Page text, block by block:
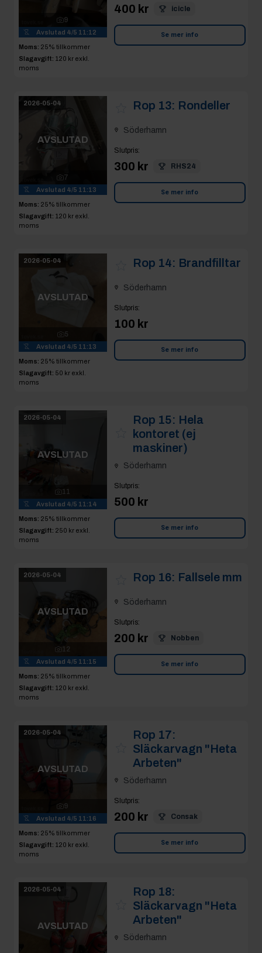
9
Avslutad 4/5 11:12
Moms: 25% tillkommer
Slagavgift: 120 kr exkl.
moms
400 kr icicle
Se mer info
2026-05-04
AVSLUTAD
7
Avslutad 4/5 11:13
Moms: 25% tillkommer
Slagavgift: 120 kr exkl.
moms
Rop 13: Rondeller
Söderhamn
Slutpris:
300 kr RHS24
Se mer info
2026-05-04
AVSLUTAD
5
Avslutad 4/5 11:13
Moms: 25% tillkommer
Slagavgift: 50 kr exkl.
moms
Rop 14: Brandfilltar
Söderhamn
Slutpris:
100 kr
Se mer info
2026-05-04
AVSLUTAD
11
Avslutad 4/5 11:14
Moms: 25% tillkommer
Slagavgift: 250 kr exkl.
moms
Rop 15: Hela
kontoret (ej
maskiner)
Söderhamn
Slutpris:
500 kr
Se mer info
2026-05-04
AVSLUTAD
12
Avslutad 4/5 11:15
Moms: 25% tillkommer
Slagavgift: 120 kr exkl.
moms
Rop 16: Fallsele mm
Söderhamn
Slutpris:
200 kr Nobben
Se mer info
2026-05-04
AVSLUTAD
9
Avslutad 4/5 11:16
Moms: 25% tillkommer
Slagavgift: 120 kr exkl.
moms
Rop 17:
Släckarvagn "Heta
Arbeten"
Söderhamn
Slutpris:
200 kr Consak
Se mer info
2026-05-04
AVSLUTAD
Rop 18:
Släckarvagn "Heta
Arbeten"
Söderhamn